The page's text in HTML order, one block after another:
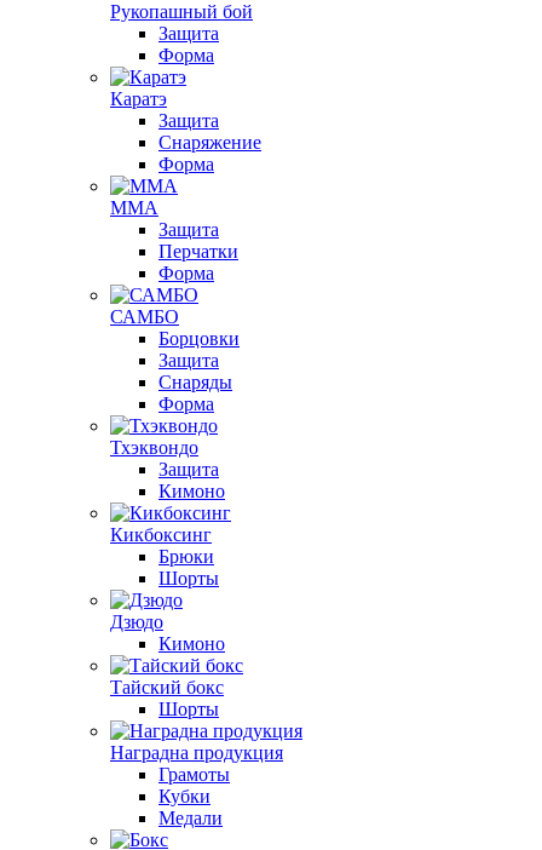
Рукопашный бой
Защита
Форма
Каратэ
Защита
Снаряжение
Форма
ММА
Защита
Перчатки
Форма
САМБО
Борцовки
Защита
Снаряды
Форма
Тхэквондо
Защита
Кимоно
Кикбоксинг
Брюки
Шорты
Дзюдо
Кимоно
Тайский бокс
Шорты
Наградна продукция
Грамоты
Кубки
Медали